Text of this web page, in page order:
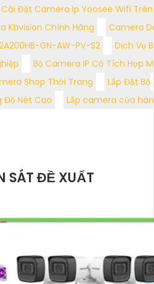
Đặt Camera Ip Yoosee Wifi
Kbvision Chính Hãng
Camera
GN-AW-PV-S2
Dịch Vụ
Bộ Camera IP Có Tích Hợp
Shop Thời Trang
Lắp Đặt Bộ
Độ Nét Cao
Lắp camera cửa
SÁT ĐỀ XUẤT